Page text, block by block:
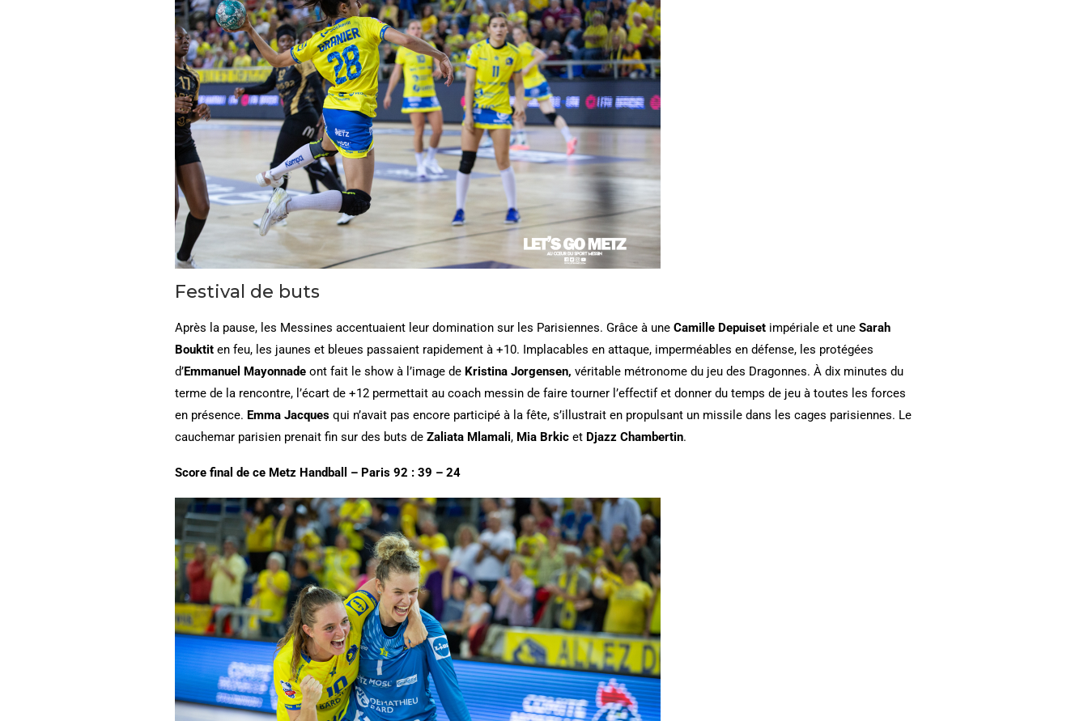
Festival de buts
Après la pause, les Messines accentuaient leur domination sur les Parisiennes. Grâce à une Camille Depuiset impériale et une Sarah
Bouktit en feu, les jaunes et bleues passaient rapidement à +10. Implacables en attaque, imperméables en défense, les protégées
d’Emmanuel Mayonnade ont fait le show à l’image de Kristina Jorgensen, véritable métronome du jeu des Dragonnes. À dix minutes du
terme de la rencontre, l’écart de +12 permettait au coach messin de faire tourner l’effectif et donner du temps de jeu à toutes les forces
en présence. Emma Jacques qui n’avait pas encore participé à la fête, s’illustrait en propulsant un missile dans les cages parisiennes. Le
cauchemar parisien prenait fin sur des buts de Zaliata Mlamali, Mia Brkic et Djazz Chambertin.
Score final de ce Metz Handball – Paris 92 : 39 – 24